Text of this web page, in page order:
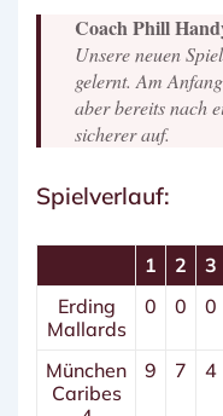
Coach Phill
Unsere neuen
gelernt. Am
aber bereits nach
sicherer auf.
Spielverlauf:
1 2 3
Erding
Mallards
0 0 0
München
Caribes
9 7 4